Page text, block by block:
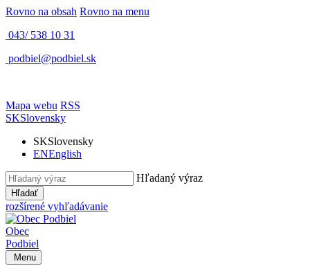
Rovno na obsah Rovno na menu
043/ 538 10 31
podbiel@podbiel.sk
Mapa webu RSS
SKSlovensky
SKSlovensky
ENEnglish
Hľadaný výraz
Hľadať
rozšírené vyhľadávanie
Obec
Podbiel
Menu